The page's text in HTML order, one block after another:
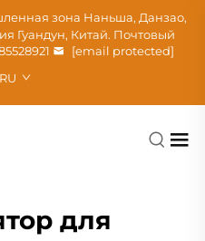
зона Наньша, Данзао,
Гуандун, Китай. Почтовый
[email protected]
RU
для